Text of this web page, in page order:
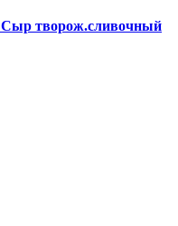
Сыр творож.сливочный